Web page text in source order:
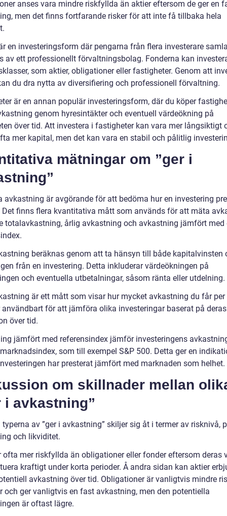
anses vara mindre riskfyllda än aktier eftersom de ger en
men det finns fortfarande risker för att inte få tillbaka hela
en investeringsform där pengarna från flera investerare
av ett professionellt förvaltningsbolag. Fonderna kan
som aktier, obligationer eller fastigheter. Genom att
du dra nytta av diversifiering och professionell förvaltning.
är en annan populär investeringsform, där du köper
genom hyresintäkter och eventuell värdeökning på
över tid. Att investera i fastigheter kan vara mer långsiktigt
mer kapital, men det kan vara en stabil och pålitlig
mätningar om ”ger i
avkastning är avgörande för att bedöma hur en investering
Det finns flera kvantitativa mått som används för att mäta
totalavkastning, årlig avkastning och avkastning jämfört med
beräknas genom att ta hänsyn till både kapitalvinsten
från en investering. Detta inkluderar värdeökningen på
och eventuella utbetalningar, såsom ränta eller utdelning.
är ett mått som visar hur mycket avkastning du får per
användbart för att jämföra olika investeringar baserat på deras
över tid.
jämfört med referensindex jämför investeringens
som till exempel S&P 500. Detta ger en
har presterat jämfört med marknaden som helhet.
om skillnader mellan
i avkastning”
typerna av ”ger i avkastning” skiljer sig åt i termer av risknivå,
och likviditet.
ofta mer riskfyllda än obligationer eller fonder eftersom deras
kraftigt under korta perioder. Å andra sidan kan aktier
avkastning över tid. Obligationer är vanligtvis mindre
och ger vanligtvis en fast avkastning, men den potentiella
är oftast lägre.